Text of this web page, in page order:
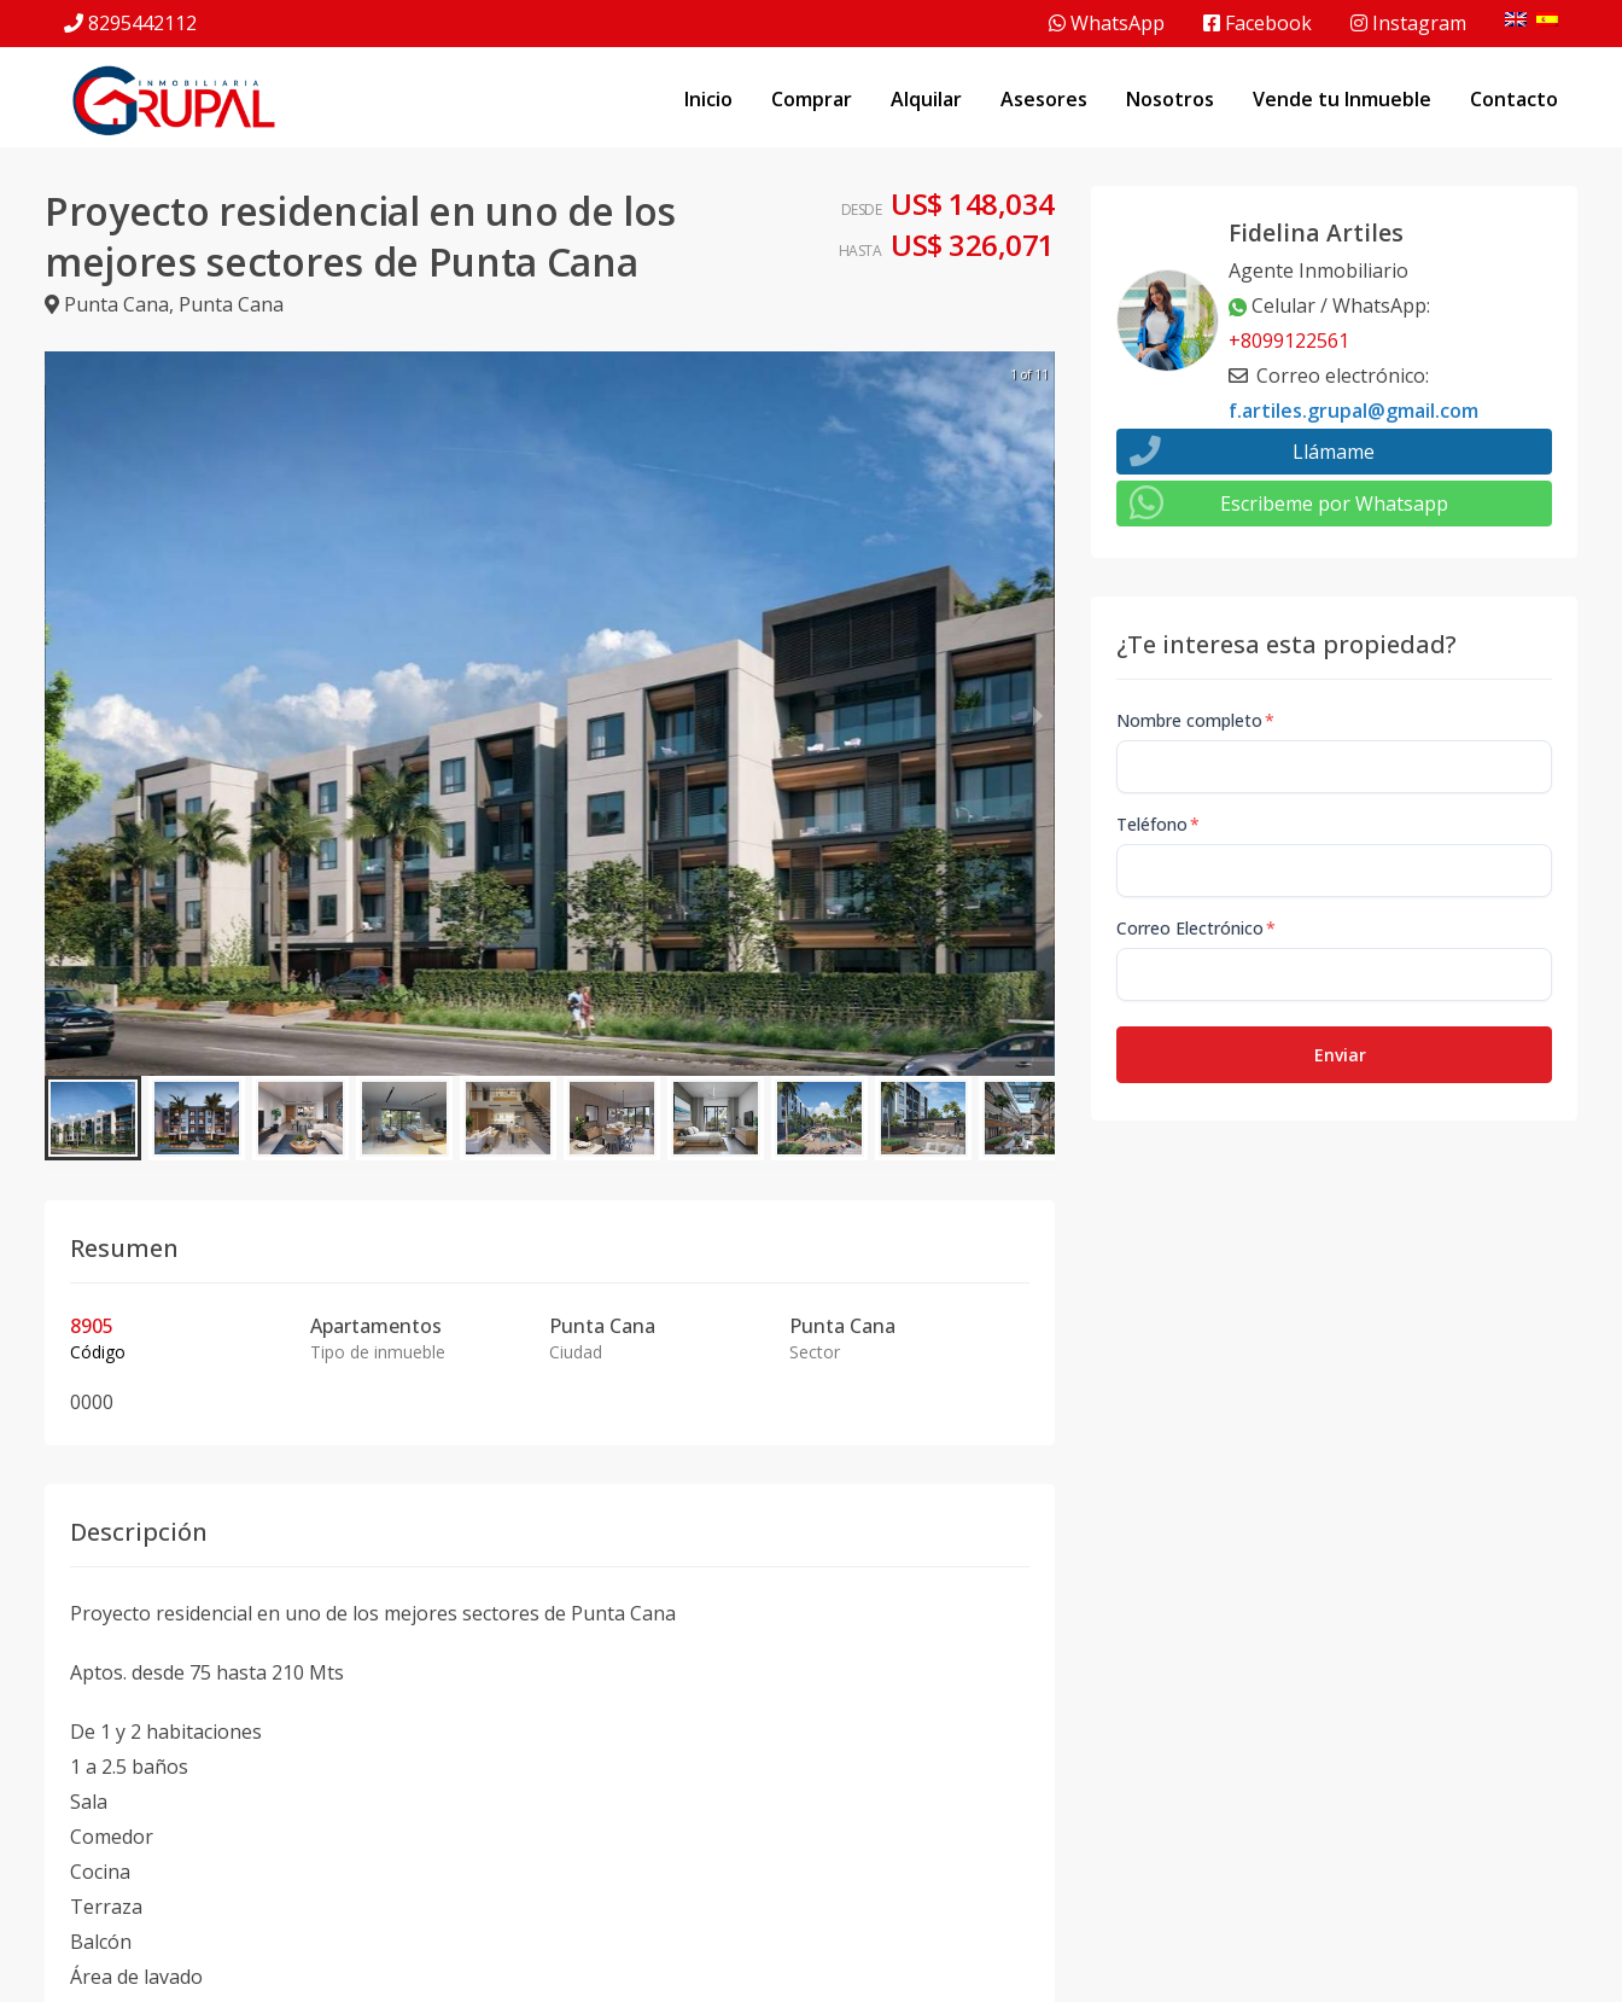
8295442112 WhatsApp Facebook Instagram
Inicio Comprar Alquilar Asesores Nosotros Vende tu Inmueble Contacto
Proyecto residencial en uno de los
mejores sectores de Punta Cana
Punta Cana, Punta Cana
DESDE US$ 148,034
HASTA US$ 326,071
1 of 11
Resumen
8905
Código
Apartamentos
Tipo de inmueble
Punta Cana
Ciudad
Punta Cana
Sector
0000
Descripción
Proyecto residencial en uno de los mejores sectores de Punta Cana
Aptos. desde 75 hasta 210 Mts
De 1 y 2 habitaciones
1 a 2.5 baños
Sala
Comedor
Cocina
Terraza
Balcón
Área de lavado
Fidelina Artiles
Agente Inmobiliario
Celular / WhatsApp:
+8099122561
Correo electrónico:
f.artiles.grupal@gmail.com
Llámame
Escribeme por Whatsapp
¿Te interesa esta propiedad?
Nombre completo*
Teléfono*
Correo Electrónico*
Enviar